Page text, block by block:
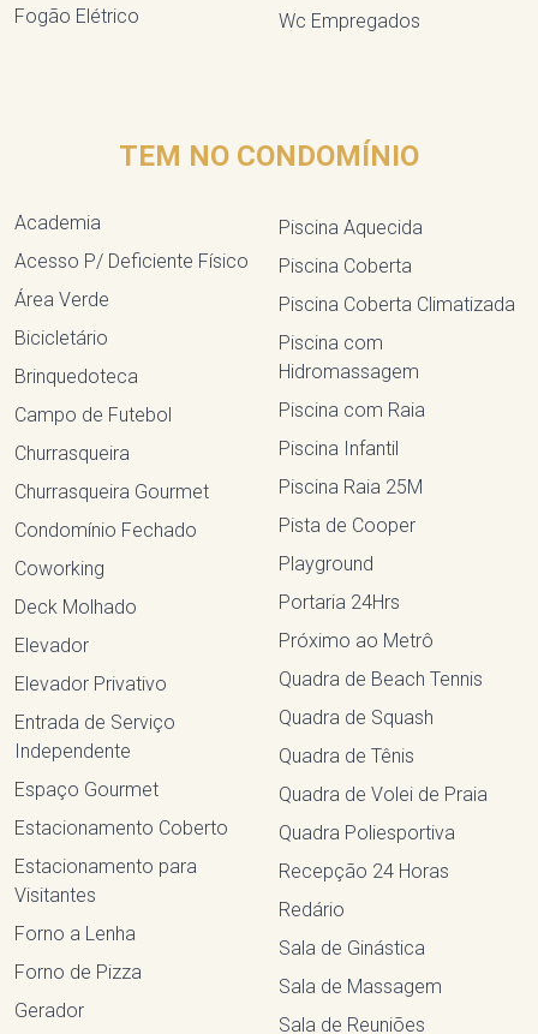
Fogão Elétrico
Wc Empregados
TEM NO CONDOMÍNIO
Academia
Acesso P/ Deficiente Físico
Área Verde
Bicicletário
Brinquedoteca
Campo de Futebol
Churrasqueira
Churrasqueira Gourmet
Condomínio Fechado
Coworking
Deck Molhado
Elevador
Elevador Privativo
Entrada de Serviço
Independente
Espaço Gourmet
Estacionamento Coberto
Estacionamento para
Visitantes
Forno a Lenha
Forno de Pizza
Gerador
Piscina Aquecida
Piscina Coberta
Piscina Coberta Climatizada
Piscina com
Hidromassagem
Piscina com Raia
Piscina Infantil
Piscina Raia 25M
Pista de Cooper
Playground
Portaria 24Hrs
Próximo ao Metrô
Quadra de Beach Tennis
Quadra de Squash
Quadra de Tênis
Quadra de Volei de Praia
Quadra Poliesportiva
Recepção 24 Horas
Redário
Sala de Ginástica
Sala de Massagem
Sala de Reuniões